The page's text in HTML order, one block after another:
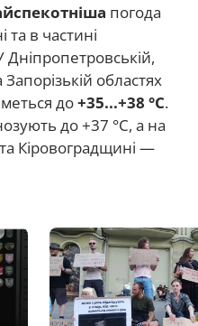
погода
та в частині
областях
до+35...+38 °C.
до +37 °C, а на
Кіровоградщині —